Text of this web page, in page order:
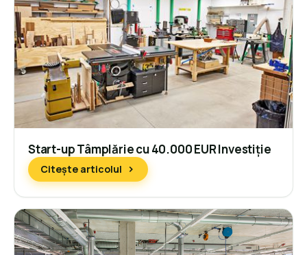
Start-up Tâmplărie cu 40.000 EUR Investiție
Citește articolul